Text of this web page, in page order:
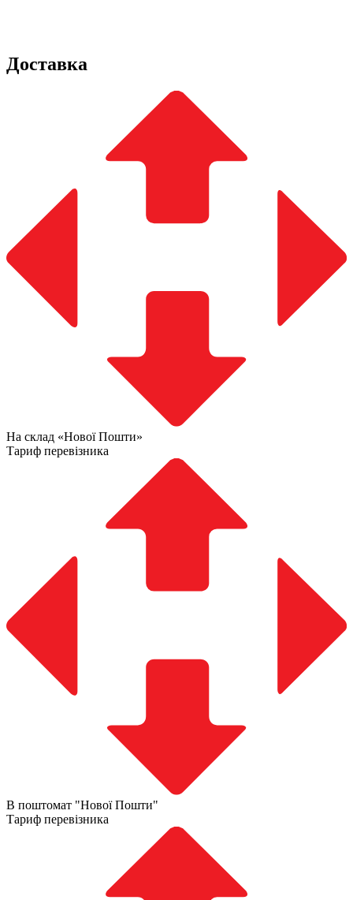
Доставка
На склад «Нової Пошти»
Тариф перевізника
В поштомат "Нової Пошти"
Тариф перевізника